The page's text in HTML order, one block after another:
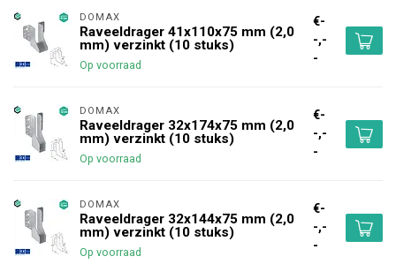
DOMAX
Raveeldrager 41x110x75 mm (2,0
mm) verzinkt (10 stuks)
Op voorraad
€-
-,-
-
DOMAX
Raveeldrager 32x174x75 mm (2,0
mm) verzinkt (10 stuks)
Op voorraad
€-
-,-
-
DOMAX
Raveeldrager 32x144x75 mm (2,0
mm) verzinkt (10 stuks)
Op voorraad
€-
-,-
-